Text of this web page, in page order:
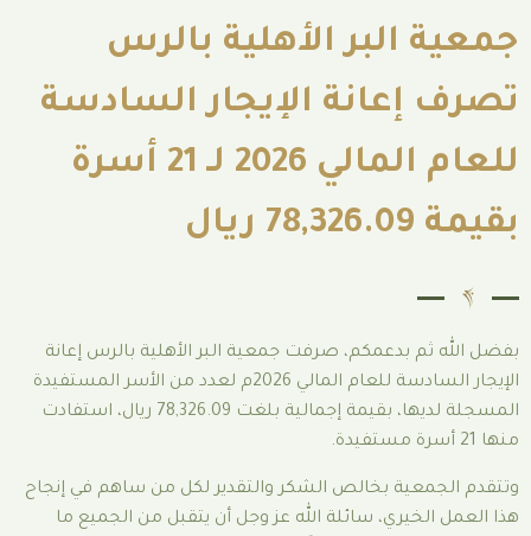
الأهلية بالرس
الإيجار السادسة
للعام المالي 2026 لـ 21 أسرة
صرفت جمعية البر الأهلية بالرس إعانة
الإيجار السادسة للعام المالي 2026م لعدد من الأسر المستفيدة
المسجلة لديها، بقيمة إجمالية بلغت 78,326.09 ريال، استفادت
بخالص الشكر والتقدير لكل من ساهم في إنجاح
سائلة الله عز وجل أن يتقبل من الجميع ما